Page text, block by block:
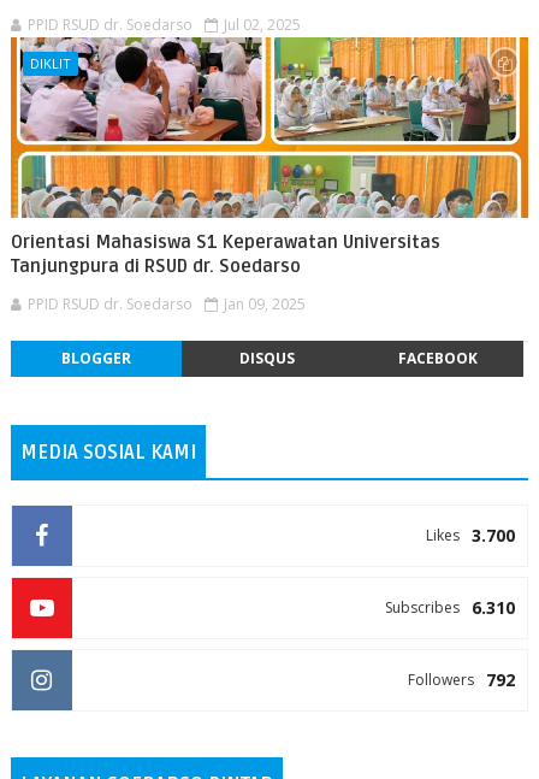
PPID RSUD dr. Soedarso Jul 02, 2025
DIKLIT
Orientasi Mahasiswa S1 Keperawatan Universitas
Tanjungpura di RSUD dr. Soedarso
PPID RSUD dr. Soedarso Jan 09, 2025
BLOGGER DISQUS FACEBOOK
MEDIA SOSIAL KAMI
3.700
Likes
6.310
Subscribes
792
Followers